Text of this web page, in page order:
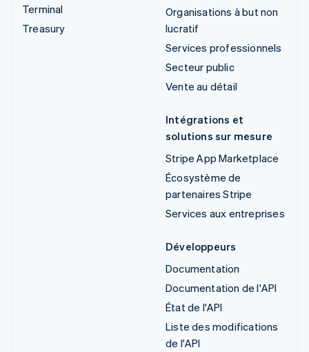
Terminal
Treasury
Organisations à but non
lucratif
Services professionnels
Secteur public
Vente au détail
Intégrations et
solutions sur mesure
Stripe App Marketplace
Écosystème de
partenaires Stripe
Services aux entreprises
Développeurs
Documentation
Documentation de l'API
État de l'API
Liste des modifications
de l'API